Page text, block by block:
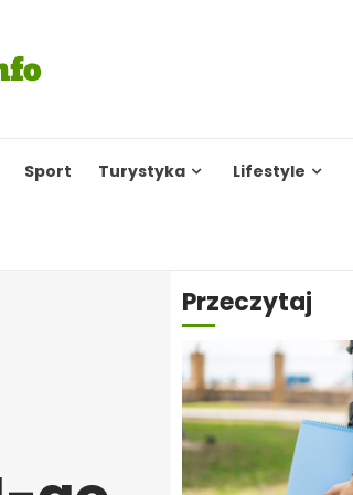
Sport Turystyka Lifestyle
Przeczytaj